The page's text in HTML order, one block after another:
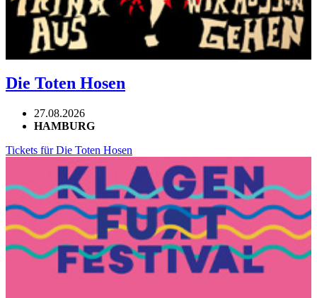
Die Toten Hosen
27.08.2026
HAMBURG
Tickets für Die Toten Hosen